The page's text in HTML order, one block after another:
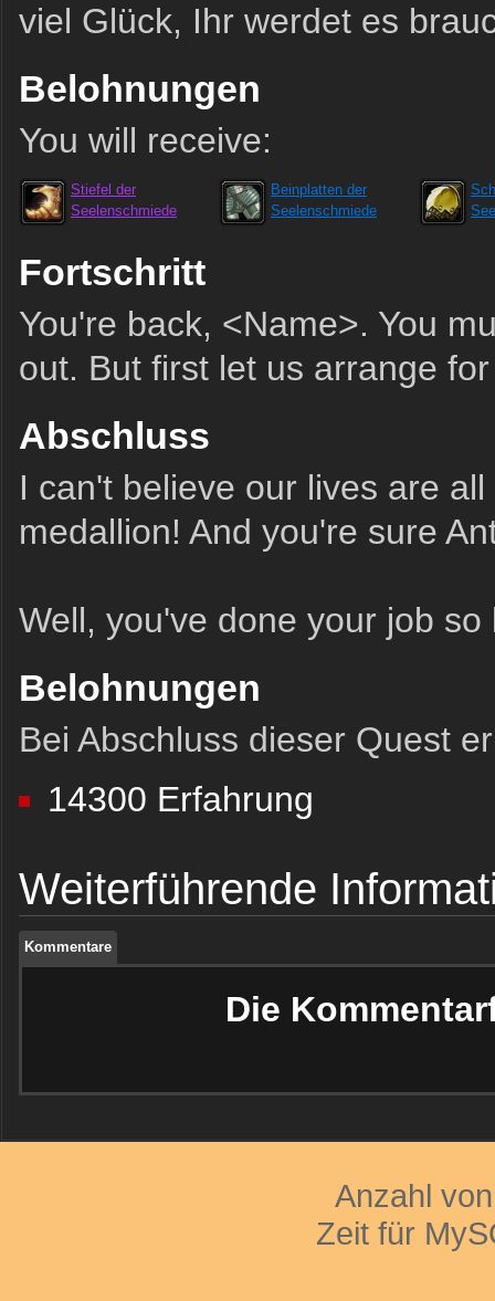
viel Glück, Ihr werdet es
Belohnungen
You will receive:
Stiefel der
Seelenschmiede
Beinplatten der
Seelenschmiede
Fortschritt
You're back, <Name>. You
out. But first let us arrange
Abschluss
I can't believe our lives are
medallion! And you're sure
Well, you've done your job
Belohnungen
Bei Abschluss dieser Quest
14300 Erfahrung
Weiterführende
Kommentare
Kommentare
Kommentare
Die
Anzahl
Zeit für